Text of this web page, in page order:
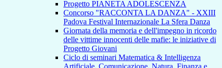
Progetto PIANETA ADOLESCENZA
Concorso "RACCONTA LA DANZA" - XXIII
Padova Festival Internazionale La Sfera Danza
Giornata della memoria e dell'impegno in ricordo
delle vittime innocenti delle mafie: le iniziative di
Progetto Giovani
Ciclo di seminari Matematica & Intelligenza